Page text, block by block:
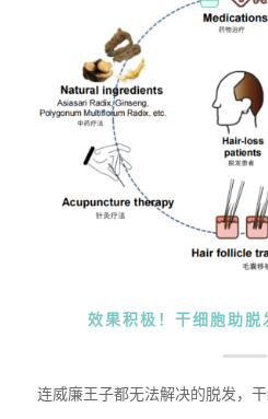
效果积极！干细胞助脱
连威廉王子都无法解决的脱发，